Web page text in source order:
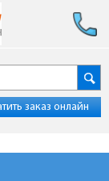
заказ онлайн